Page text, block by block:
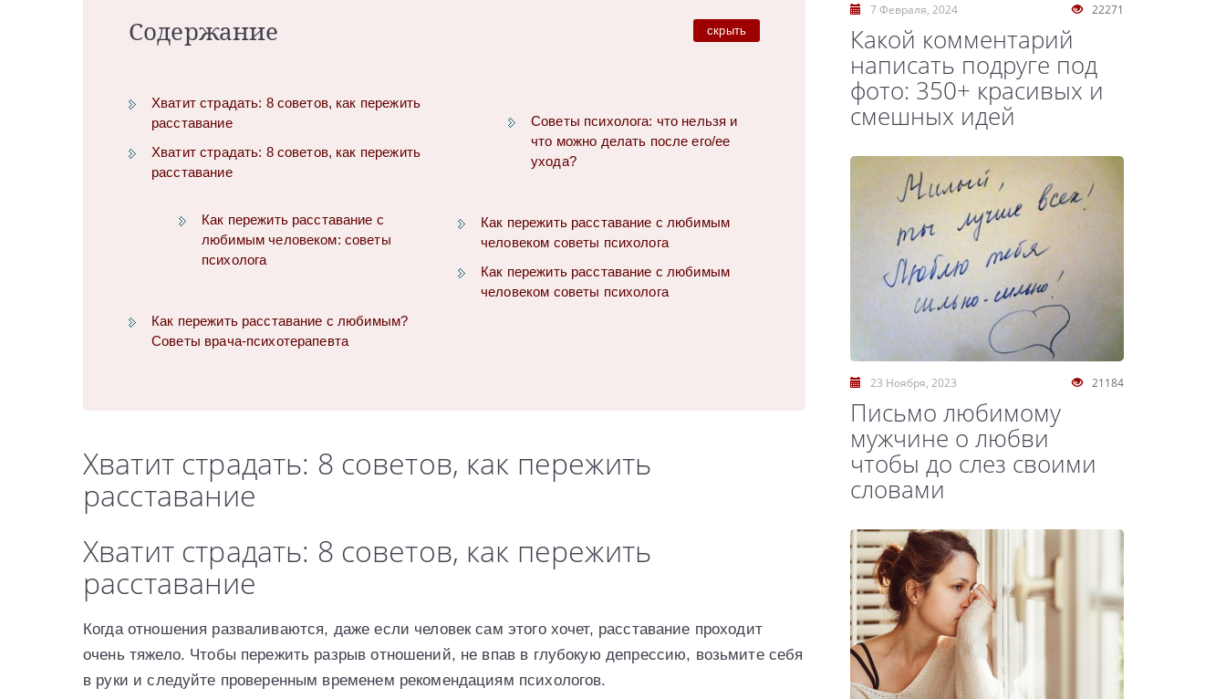
Содержание скрыть
Хватит страдать: 8 советов, как пережить
расставание
Хватит страдать: 8 советов, как пережить
расставание
Как пережить расставание с
любимым человеком: советы
психолога
Как пережить расставание с любимым?
Советы врача-психотерапевта
Советы психолога: что нельзя и
что можно делать после его/ее
ухода?
Как пережить расставание с любимым
человеком советы психолога
Как пережить расставание с любимым
человеком советы психолога
Хватит страдать: 8 советов, как пережить
расставание
Хватит страдать: 8 советов, как пережить
расставание
Когда отношения разваливаются, даже если человек сам этого хочет, расставание проходит
очень тяжело. Чтобы пережить разрыв отношений, не впав в глубокую депрессию, возьмите себя
в руки и следуйте проверенным временем рекомендациям психологов.
22271
7 Февраля, 2024
Какой комментарий
написать подруге под
фото: 350+ красивых и
смешных идей
21184
23 Ноября, 2023
Письмо любимому
мужчине о любви
чтобы до слез своими
словами